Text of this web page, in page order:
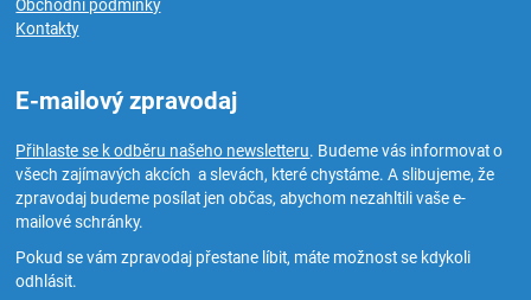
Obchodní podmínky
Kontakty
E-mailový zpravodaj
Přihlaste se k odběru našeho newsletteru. Budeme vás informovat o
všech zajímavých akcích a slevách, které chystáme. A slibujeme, že
zpravodaj budeme posílat jen občas, abychom nezahltili vaše e-
mailové schránky.
Pokud se vám zpravodaj přestane líbit, máte možnost se kdykoli
odhlásit.